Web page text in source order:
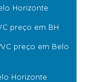
Horizonte
preço em BH
preço em Belo
Horizonte